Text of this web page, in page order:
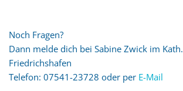
Noch Fragen?
Dann melde dich bei Sabine Zwick im
Friedrichshafen
Telefon: 07541-23728 oder per E-Mail